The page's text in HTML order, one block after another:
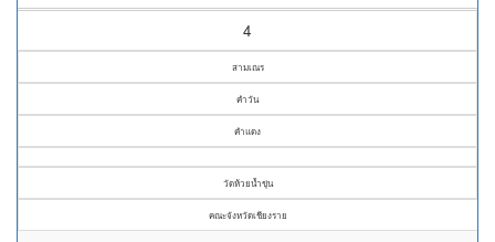
4
สามเณร
คำวัน
คำแดง
วัดห้วยน้ำขุ่น
คณะจังหวัดเชียงราย